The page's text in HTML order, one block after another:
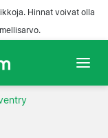
Hinnat voivat olla